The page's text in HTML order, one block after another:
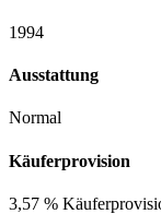
1994
Ausstattung
Normal
Käuferprovision
3,57 %